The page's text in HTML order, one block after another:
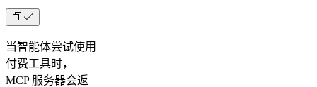
当智能体尝试使用
付费工具时，
MCP 服务器会返